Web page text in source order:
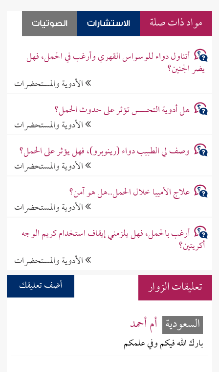
مواد ذات صلة الاستشارات الصوتيات
أتناول دواء للوسواس القهري وأرغب في الحمل، فهل
يضر الجنين؟
الأدوية والمستحضرات
هل أدوية التحسس تؤثر على حدوث الحمل؟
الأدوية والمستحضرات
وصف لي الطبيب دواء (رينوبرو)، فهل يؤثر على الحمل؟
الأدوية والمستحضرات
علاج الأميبا خلال الحمل..هل هو آمن؟
الأدوية والمستحضرات
أرغب بالحمل، فهل يلزمني إيقاف استخدام كريم الوجه
أكريتين؟
الأدوية والمستحضرات
تعليقات الزوار أضف تعليقك
السعودية أم أحمد
بارك الله فيكم وفي علمكم